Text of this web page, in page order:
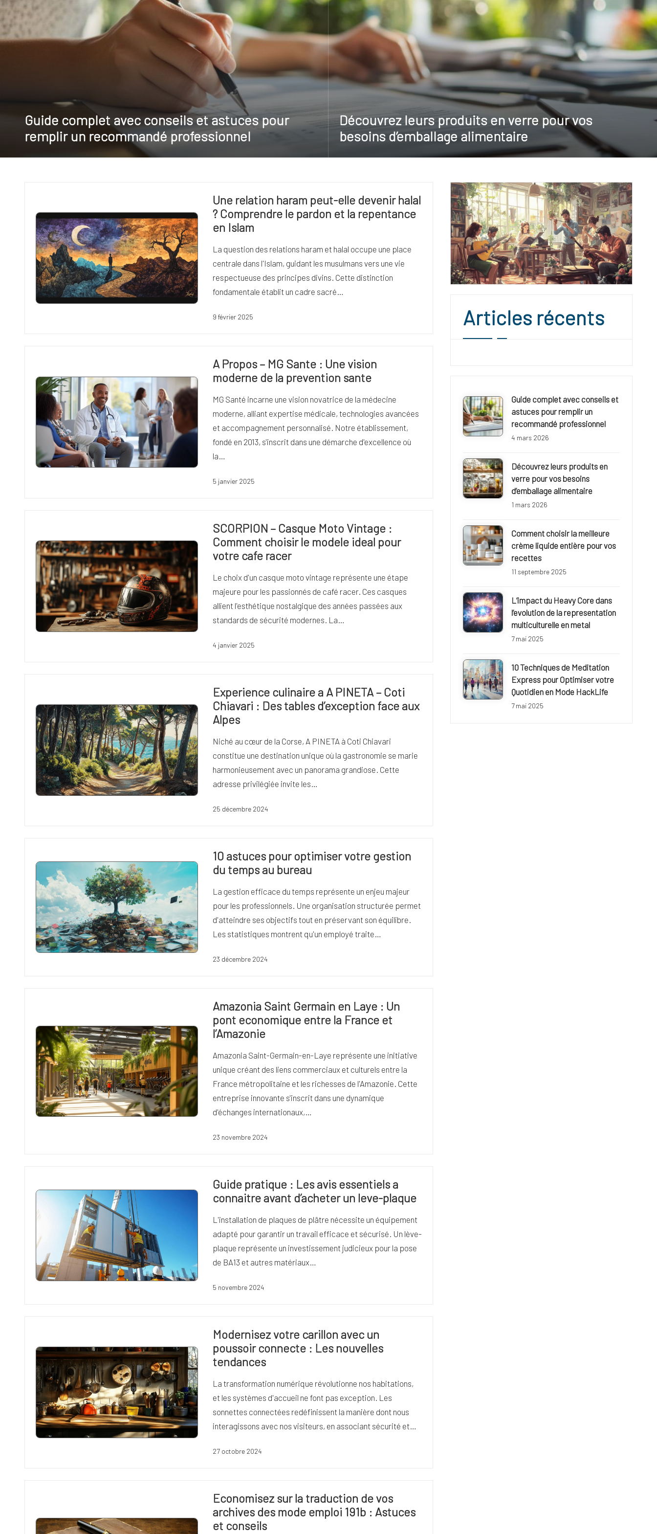
o
Guide complet avec conseils et astuces pour
remplir un recommandé professionnel
Découvrez leurs produits en verre pour vos
besoins d’emballage alimentaire
Une relation haram peut-elle devenir halal
? Comprendre le pardon et la repentance
en Islam
La question des relations haram et halal occupe une place
centrale dans l'Islam, guidant les musulmans vers une vie
respectueuse des principes divins. Cette distinction
fondamentale établit un cadre sacré…
9 février 2025
A Propos – MG Sante : Une vision
moderne de la prevention sante
MG Santé incarne une vision novatrice de la médecine
moderne, alliant expertise médicale, technologies avancées
et accompagnement personnalisé. Notre établissement,
fondé en 2013, s'inscrit dans une démarche d'excellence où
la…
5 janvier 2025
SCORPION – Casque Moto Vintage :
Comment choisir le modele ideal pour
votre cafe racer
Le choix d'un casque moto vintage représente une étape
majeure pour les passionnés de café racer. Ces casques
allient l'esthétique nostalgique des années passées aux
standards de sécurité modernes. La…
4 janvier 2025
Experience culinaire a A PINETA – Coti
Chiavari : Des tables d’exception face aux
Alpes
Niché au cœur de la Corse, A PINETA à Coti Chiavari
constitue une destination unique où la gastronomie se marie
harmonieusement avec un panorama grandiose. Cette
adresse privilégiée invite les…
25 décembre 2024
10 astuces pour optimiser votre gestion
du temps au bureau
La gestion efficace du temps représente un enjeu majeur
pour les professionnels. Une organisation structurée permet
d'atteindre ses objectifs tout en préservant son équilibre.
Les statistiques montrent qu'un employé traite…
23 décembre 2024
Amazonia Saint Germain en Laye : Un
pont economique entre la France et
l’Amazonie
Amazonia Saint-Germain-en-Laye représente une initiative
unique créant des liens commerciaux et culturels entre la
France métropolitaine et les richesses de l'Amazonie. Cette
entreprise innovante s'inscrit dans une dynamique
d'échanges internationaux,…
23 novembre 2024
Guide pratique : Les avis essentiels a
connaitre avant d’acheter un leve-plaque
L'installation de plaques de plâtre nécessite un équipement
adapté pour garantir un travail efficace et sécurisé. Un lève-
plaque représente un investissement judicieux pour la pose
de BA13 et autres matériaux…
5 novembre 2024
Modernisez votre carillon avec un
poussoir connecte : Les nouvelles
tendances
La transformation numérique révolutionne nos habitations,
et les systèmes d'accueil ne font pas exception. Les
sonnettes connectées redéfinissent la manière dont nous
interagissons avec nos visiteurs, en associant sécurité et…
27 octobre 2024
Economisez sur la traduction de vos
archives des mode emploi 191b : Astuces
et conseils
Articles récents
Guide complet avec conseils et
astuces pour remplir un
recommandé professionnel
4 mars 2026
Découvrez leurs produits en
verre pour vos besoins
d’emballage alimentaire
1 mars 2026
Comment choisir la meilleure
crème liquide entière pour vos
recettes
11 septembre 2025
L’impact du Heavy Core dans
l’evolution de la representation
multiculturelle en metal
7 mai 2025
10 Techniques de Meditation
Express pour Optimiser votre
Quotidien en Mode HackLife
7 mai 2025